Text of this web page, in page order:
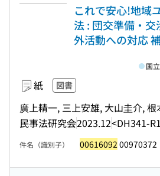
これで安心!地域
法 : 団交準備・
外活動への対応
紙 図書
廣上精一, 三上安雄, 大山圭介,
民事法研究会2023.12<DH341-
国
件名（識別子） 00616092 00970372